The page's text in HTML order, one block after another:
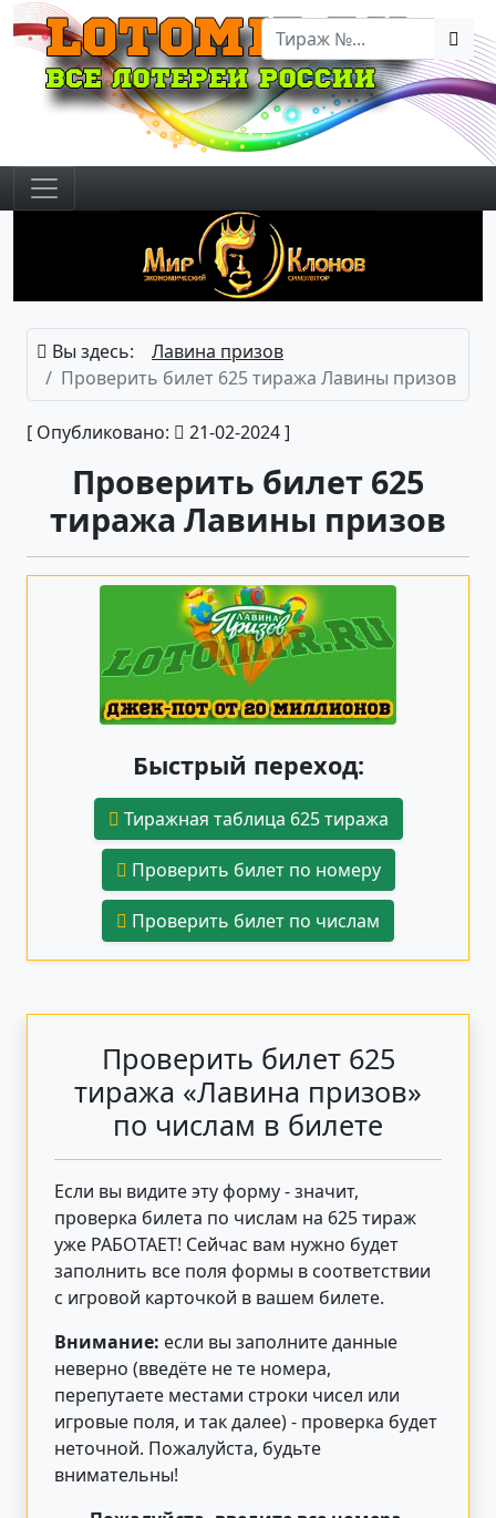
Вы здесь:
Лавина призов
Проверить билет 625 тиража Лавины призов
[ Опубликовано: 21-02-2024 ]
Проверить билет 625
тиража Лавины призов
Быстрый переход:
Тиражная таблица 625 тиража
Проверить билет по номеру
Проверить билет по числам
Проверить билет 625
тиража «Лавина призов»
по числам в билете
Если вы видите эту форму - значит,
проверка билета по числам на 625 тираж
уже РАБОТАЕТ! Сейчас вам нужно будет
заполнить все поля формы в соответствии
с игровой карточкой в вашем билете.
Внимание: если вы заполните данные
неверно (введёте не те номера,
перепутаете местами строки чисел или
игровые поля, и так далее) - проверка будет
неточной. Пожалуйста, будьте
внимательны!